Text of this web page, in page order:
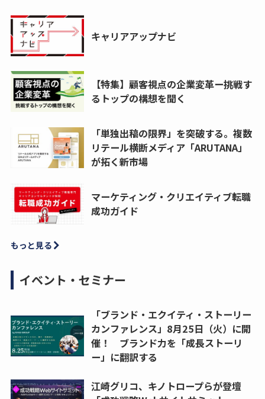
キャリアアップナビ
【特集】顧客視点の企業変革ー挑戦す
るトップの構想を聞く
「単独出稿の限界」を突破する。複数
リテール横断メディア「ARUTANA」
が拓く新市場
マーケティング・クリエイティブ転職
成功ガイド
もっと見る
イベント・セミナー
「ブランド・エクイティ・ストーリー
カンファレンス」8月25日（火）に開
催！ ブランド力を「成長ストーリ
ー」に翻訳する
江崎グリコ、キノトロープらが登壇